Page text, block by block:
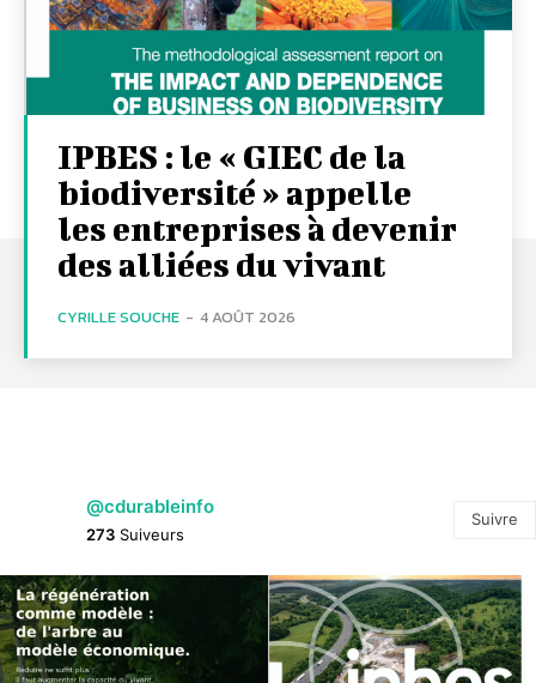
IPBES : le « GIEC de la
biodiversité » appelle
les entreprises à devenir
des alliées du vivant
CYRILLE SOUCHE - 4 AOÛT 2026
@cdurableinfo
273 Suiveurs
Suivre